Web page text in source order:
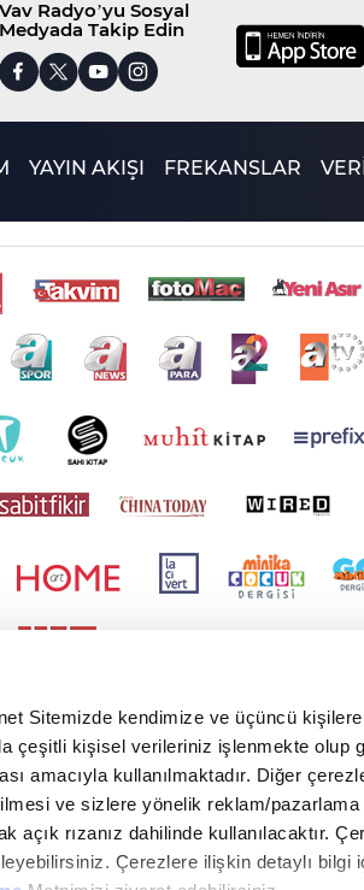
Sitemizde kendimize ve üçüncü
çeşitli kişisel verileriniz işlenmekte olup
amacıyla kullanılmaktadır. Diğer
ve sizlere yönelik reklam/pazarlama
açık rızanız dahilinde kullanılacaktır.
Çerezlere ilişkin detaylı bilgi
Vav Radyo’yu Sosyal
Medyada Takip Edin
YAYIN AKIŞI FREKANSLAR